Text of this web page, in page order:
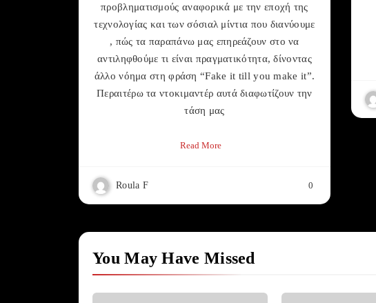
προβληματισμούς αναφορικά με την εποχή της
τεχνολογίας και των σόσιαλ μίντια που διανύουμε
, πώς τα παραπάνω μας επηρεάζουν στο να
αντιληφθούμε τι είναι πραγματικότητα, δίνοντας
άλλο νόημα στη φράση “Fake it till you make it”.
Περαιτέρω τα ντοκιμαντέρ αυτά διαφωτίζουν την
τάση μας
Read More
Roula F 0
You May Have Missed